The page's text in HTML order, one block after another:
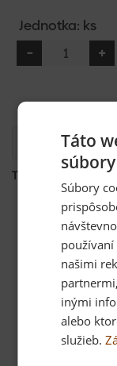
Jednotka: ks
TECHNICKÉ
napájanie
napájanie
dosah
možnosť
prídavné
regulácia
maximálna
počet melódií
počet
počet
Táto
Súbory
používaní
našimi
inými
alebo
služieb.